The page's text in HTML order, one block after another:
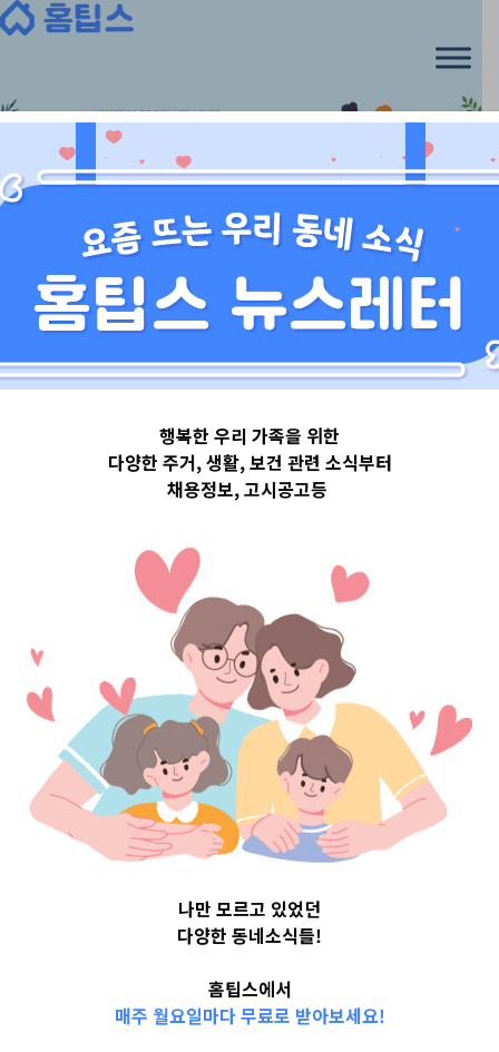
Skip
서울특별시
서울특별시동대
문구 Top 3 및 주
간 소식 –
20230619
2023-06-19
readybaby-admin
행복한 우리 가족을 위한
다양한 주거, 생활, 보건 관련 소식부터
채용정보, 고시공고등
나만 모르고 있었던
다양한 동네소식들!
홈팁스에서
매주 월요일마다 무료로 받아보세요!